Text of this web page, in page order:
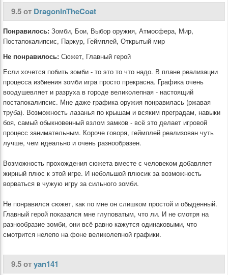
9.5 от DragonInTheCoat
Понравилось: Зомби, Бои, Выбор оружия, Атмосфера, Мир,
Постапокалипсис, Паркур, Геймплей, Открытый мир
Не понравилось: Сюжет, Главный герой
Если хочется побить зомби - то это то что надо. В плане реализации
процесса избиения зомби игра просто прекрасна. Графика очень
воодушевляет и разруха в городе великолепная - настоящий
постапокалипсис. Мне даже графика оружия понравилась (ржавая
труба). Возможность лазанья по крышам и всяким преградам, навыки
боя, самый обыкновенный взлом замков - всё это делает игровой
процесс занимательным. Короче говоря, геймплей реализован чуть
лучше, чем идеально и очень разнообразен.
Возможность прохождения сюжета вместе с человеком добавляет
жирный плюс к этой игре. И небольшой плюсик за возможность
ворваться в чужую игру за сильного зомби.
Не понравился сюжет, как по мне он слишком простой и обыденный.
Главный герой показался мне глуповатым, что ли. И не смотря на
разнообразие зомби, они всё равно кажутся одинаковыми, что
смотрится нелепо на фоне великолепной графики.
9.5 отyan141